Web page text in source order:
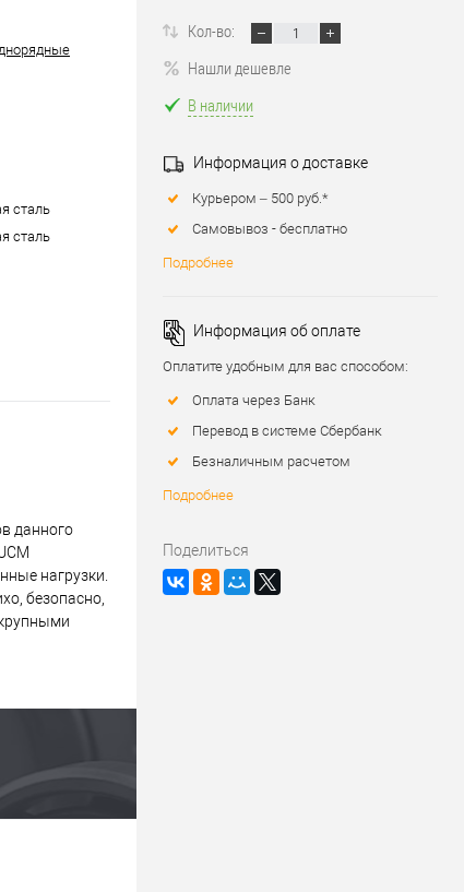
сталь
сталь
данного
нагрузки.
безопасно,
Кол-во:
Нашли дешевле
В наличии
Информация о доставке
Курьером – 500 руб.*
Самовывоз - бесплатно
Подробнее
Информация об оплате
Оплатите удобным для вас способом:
Оплата через Банк
Перевод в системе Сбербанк
Безналичным расчетом
Подробнее
Поделиться